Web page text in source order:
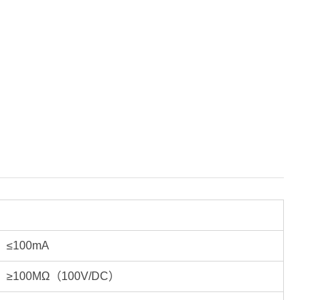
≤100mA
≥100MΩ（100V/DC）